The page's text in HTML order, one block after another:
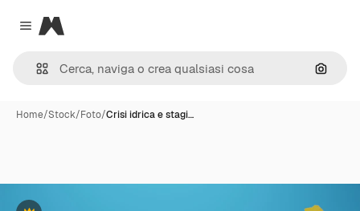
Close menu
Magnific
Cerca
Home/Stock/Foto/Crisi idrica e stagi…